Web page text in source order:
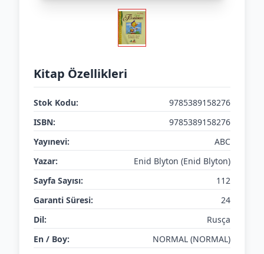
Kitap Özellikleri
Stok Kodu:
9785389158276
ISBN:
9785389158276
Yayınevi:
ABC
Yazar:
Enid Blyton (Enid Blyton)
Sayfa Sayısı:
112
Garanti Süresi:
24
Dil:
Rusça
En / Boy:
NORMAL (NORMAL)